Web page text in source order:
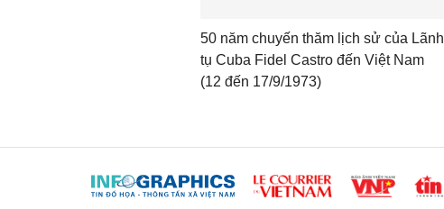
50 năm chuyến thăm lịch sử của Lãnh
tụ Cuba Fidel Castro đến Việt Nam
(12 đến 17/9/1973)